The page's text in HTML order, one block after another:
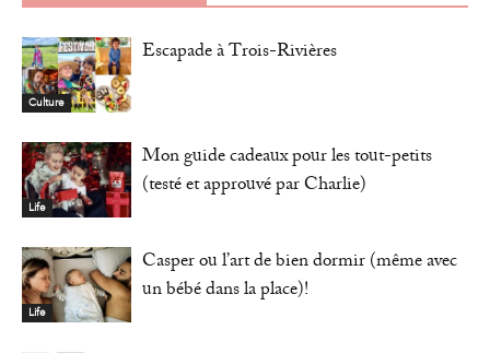
Culture
Escapade à Trois-Rivières
Life
Mon guide cadeaux pour les tout-petits
(testé et approuvé par Charlie)
Life
Casper ou l’art de bien dormir (même avec
un bébé dans la place)!